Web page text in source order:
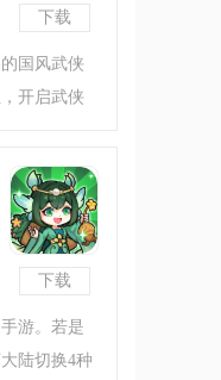
下载
国风武侠
开启武侠
等你挑
下载
游。若是
陆切换4种